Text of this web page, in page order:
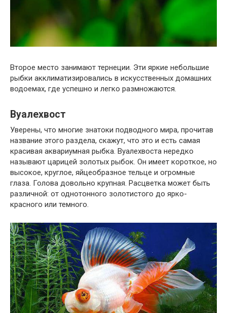
Второе место занимают тернеции. Эти яркие небольшие
рыбки акклиматизировались в искусственных домашних
водоемах, где успешно и легко размножаются.
Вуалехвост
Уверены, что многие знатоки подводного мира, прочитав
название этого раздела, скажут, что это и есть самая
красивая аквариумная рыбка. Вуалехвоста нередко
называют царицей золотых рыбок. Он имеет короткое, но
высокое, круглое, яйцеобразное тельце и огромные
глаза. Голова довольно крупная. Расцветка может быть
различной: от однотонного золотистого до ярко-
красного или темного.